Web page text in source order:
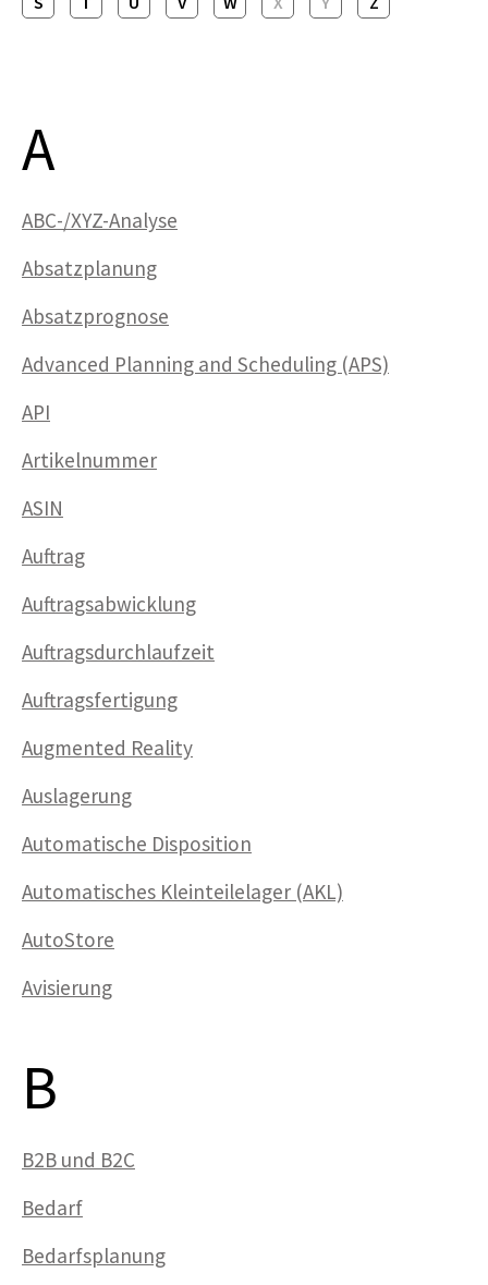
A
ABC-/XYZ-Analyse
Absatzplanung
Absatzprognose
Advanced Planning and Scheduling (APS)
API
Artikelnummer
ASIN
Auftrag
Auftragsabwicklung
Auftragsdurch­laufzeit
Auftrags­fertigung
Augmented Reality
Auslagerung
Automatische Disposition
Automatisches Kleinteilelager (AKL)
AutoStore
Avisierung
B
B2B und B2C
Bedarf
Bedarfsplanung